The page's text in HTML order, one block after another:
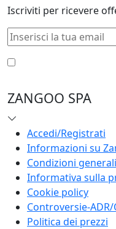
Iscriviti per ricevere
ZANGOO SPA
Accedi/Registrati
Informazioni su
Condizioni
Informativa sulla
Cookie policy
Controversie-ADR/
Politica dei prezzi